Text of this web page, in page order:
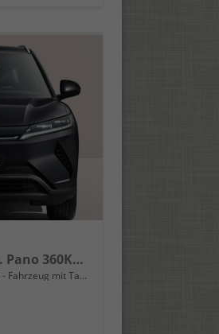
EV Comfort 430kmReichw. Pano 360Kam SHZ
Fahrzeug mit Tageszulassung